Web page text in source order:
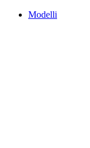
Modelli